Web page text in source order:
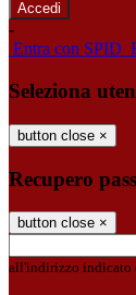
-
Entra con SPID
Seleziona
button close ×
Recupero
button close ×
all'indirizzo indicato